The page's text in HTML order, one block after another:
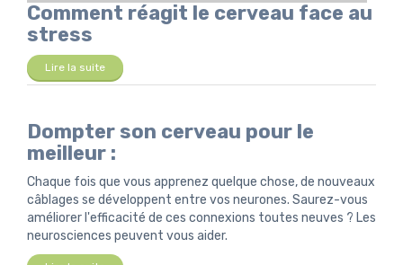
Comment réagit le cerveau face au
stress
Lire la suite
Dompter son cerveau pour le
meilleur :
Chaque fois que vous apprenez quelque chose, de nouveaux
câblages se développent entre vos neurones. Saurez-vous
améliorer l'efficacité de ces connexions toutes neuves ? Les
neurosciences peuvent vous aider.